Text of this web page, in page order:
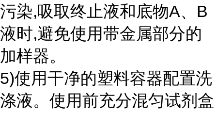
污染,吸取终止液和底物A、B
液时,避免使用带金属部分的
加样器。
5)使用干净的塑料容器配置洗
涤液。使用前充分混匀试剂盒